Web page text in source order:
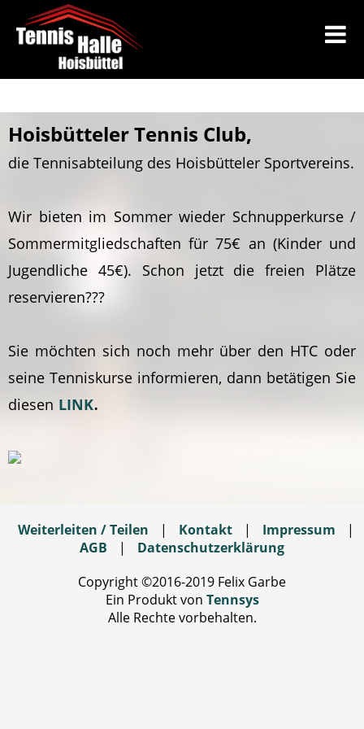
Hoisbütteler Tennis Club,
die Tennisabteilung des Hoisbütteler Sportvereins.
Wir bieten im Sommer wieder Schnupperkurse /
Sommermitgliedschaften für 75€ an (Kinder und
Jugendliche 45€). Schon jetzt die freien Plätze
reservieren???
Sie möchten sich noch mehr über den HTC oder
seine Tenniskurse informieren, dann betätigen Sie
diesen LINK.
Weiterleiten / Teilen | Kontakt | Impressum
|
AGB
|
Datenschutzerklärung
Copyright ©2016-2019 Felix Garbe
Ein Produkt von Tennsys
Alle Rechte vorbehalten.